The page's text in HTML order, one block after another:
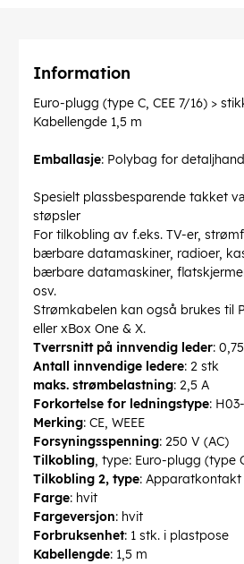
Information
Euro-plugg (type C, CEE 7/16) >
Kabellengde 1,5 m
Emballasje: Polybag for
Spesielt plassbesparende takket
støpsler
For tilkobling av f.eks. TV-er,
bærbare datamaskiner, radioer,
bærbare datamaskiner,
osv.
Strømkabelen kan også brukes til
eller xBox One & X.
Tverrsnitt på innvendig leder:
Antall innvendige ledere: 2 stk
maks. strømbelastning: 2,5 A
Forkortelse for ledningstype:
Merking: CE, WEEE
Forsyningsspenning: 250 V (AC)
Tilkobling, type: Euro-plugg (type
Tilkobling 2, type: Apparatkontakt
Farge: hvit
Fargeversjon: hvit
Forbruksenhet: 1 stk. i plastpose
Kabellengde: 1,5 m